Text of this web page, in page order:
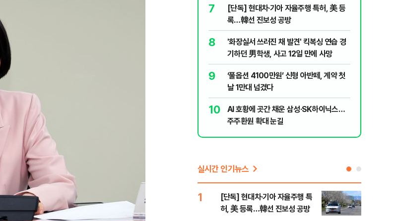
7
[단독] 현대차·기아 자율주행 특허, 美 등
록…韓선 진보성 공방
8
'화장실서 쓰러진 채 발견' 킥복싱 연습 경
기하던 男학생, 사고 12일 만에 사망
9
‘풀옵션 4100만원’ 신형 아반떼, 계약 첫
날 1만대 넘겼다
10
AI 호황에 곳간 채운 삼성·SK하이닉스…
주주환원 확대 눈길
실시간 인기뉴스
1
[단독] 현대차·기아 자율주행 특
허, 美 등록…韓선 진보성 공방